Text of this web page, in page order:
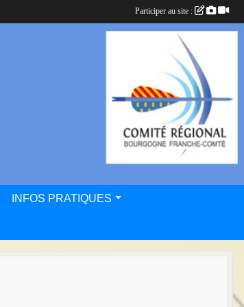
INFOS PRATIQUES
Participer au site :